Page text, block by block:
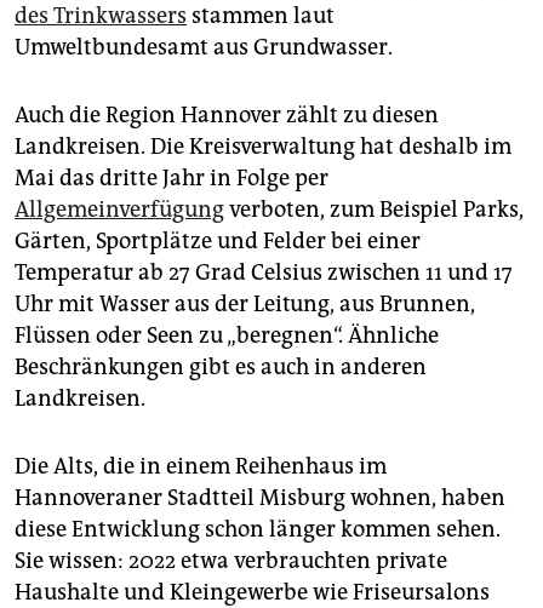
des Trinkwassers stammen laut
Umweltbundesamt aus Grundwasser.
Auch die Region Hannover zählt zu diesen
Landkreisen. Die Kreisverwaltung hat deshalb im
Mai das dritte Jahr in Folge per
Allgemeinverfügungverboten, zum Beispiel Parks,
Gärten, Sportplätze und Felder bei einer
Temperatur ab 27 Grad Celsius zwischen 11 und 17
Uhr mit Wasser aus der Leitung, aus Brunnen,
Flüssen oder Seen zu „beregnen“. Ähnliche
Beschränkungen gibt es auch in anderen
Landkreisen.
Die Alts, die in einem Reihenhaus im
Hannoveraner Stadtteil Misburg wohnen, haben
diese Entwicklung schon länger kommen sehen.
Sie wissen: 2022 etwa verbrauchten private
Haushalte und Kleingewerbe wie Friseursalons